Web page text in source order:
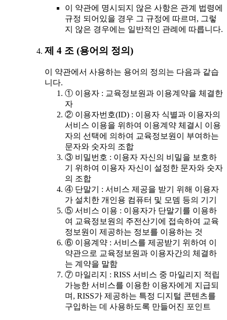
이 약관에 명시되지 않은 사항은 관계 법령에
규정 되어있을 경우 그 규정에 따르며, 그렇
지 않은 경우에는 일반적인 관례에 따릅니다.
제 4 조 (용어의 정의)
이 약관에서 사용하는 용어의 정의는 다음과 같습
니다.
① 이용자 : 교육정보원과 이용계약을 체결한
자
② 이용자번호(ID) : 이용자 식별과 이용자의
서비스 이용을 위하여 이용계약 체결시 이용
자의 선택에 의하여 교육정보원이 부여하는
문자와 숫자의 조합
③ 비밀번호 : 이용자 자신의 비밀을 보호하
기 위하여 이용자 자신이 설정한 문자와 숫자
의 조합
④ 단말기 : 서비스 제공을 받기 위해 이용자
가 설치한 개인용 컴퓨터 및 모뎀 등의 기기
⑤ 서비스 이용 : 이용자가 단말기를 이용하
여 교육정보원의 주전산기에 접속하여 교육
정보원이 제공하는 정보를 이용하는 것
⑥ 이용계약 : 서비스를 제공받기 위하여 이
약관으로 교육정보원과 이용자간의 체결하
는 계약을 말함
⑦ 마일리지 : RISS 서비스 중 마일리지 적립
가능한 서비스를 이용한 이용자에게 지급되
며, RISS가 제공하는 특정 디지털 콘텐츠를
구입하는 데 사용하도록 만들어진 포인트